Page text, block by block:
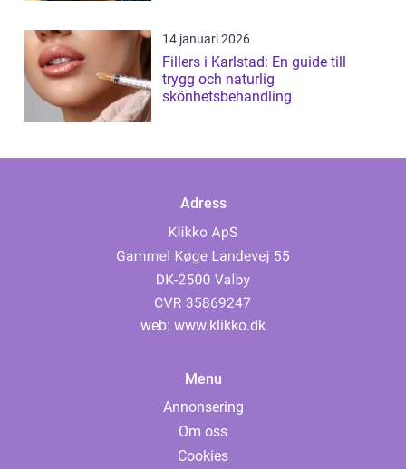
14 januari 2026
Fillers i Karlstad: En guide till
trygg och naturlig
skönhetsbehandling
Adress
web: www.klikko.dk
Menu
Annonsering
Om oss
Cookies